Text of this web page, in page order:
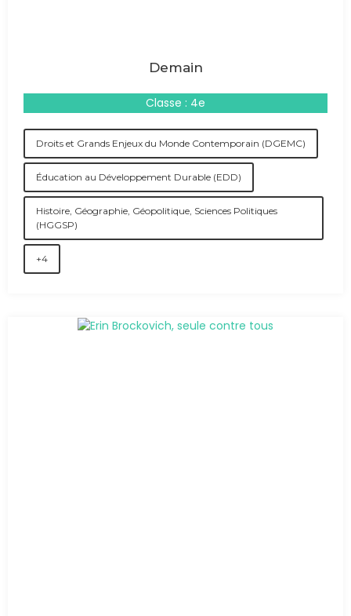
Demain
Classe : 4e
Droits et Grands Enjeux du Monde Contemporain (DGEMC)
Éducation au Développement Durable (EDD)
Histoire, Géographie, Géopolitique, Sciences Politiques
(HGGSP)
+4